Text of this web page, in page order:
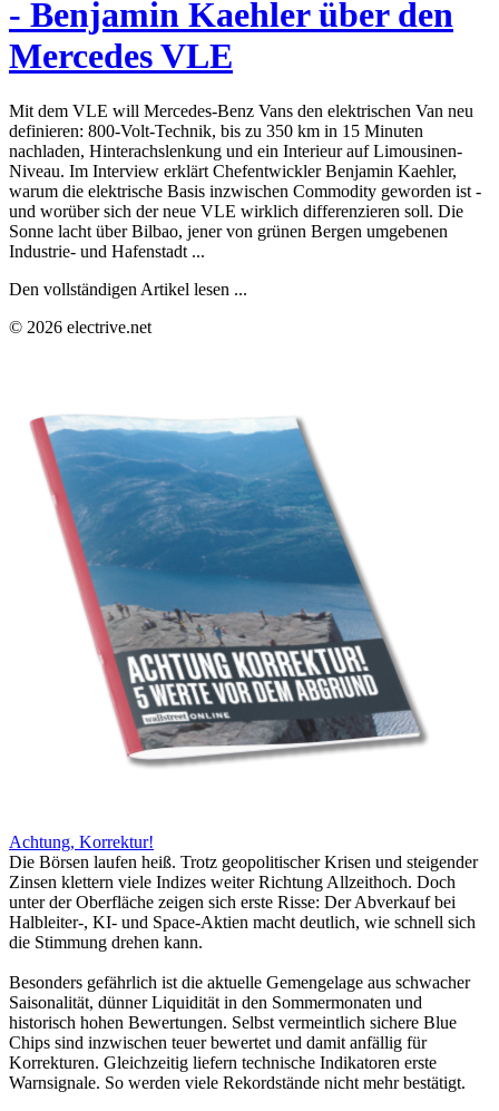
- Benjamin Kaehler über den
Mercedes VLE
Mit dem VLE will Mercedes-Benz Vans den elektrischen Van neu
definieren: 800-Volt-Technik, bis zu 350 km in 15 Minuten
nachladen, Hinterachslenkung und ein Interieur auf Limousinen-
Niveau. Im Interview erklärt Chefentwickler Benjamin Kaehler,
warum die elektrische Basis inzwischen Commodity geworden ist -
und worüber sich der neue VLE wirklich differenzieren soll. Die
Sonne lacht über Bilbao, jener von grünen Bergen umgebenen
Industrie- und Hafenstadt ...
Den vollständigen Artikel lesen ...
© 2026 electrive.net
Achtung, Korrektur!
Die Börsen laufen heiß. Trotz geopolitischer Krisen und steigender
Zinsen klettern viele Indizes weiter Richtung Allzeithoch. Doch
unter der Oberfläche zeigen sich erste Risse: Der Abverkauf bei
Halbleiter-, KI- und Space-Aktien macht deutlich, wie schnell sich
die Stimmung drehen kann.
Besonders gefährlich ist die aktuelle Gemengelage aus schwacher
Saisonalität, dünner Liquidität in den Sommermonaten und
historisch hohen Bewertungen. Selbst vermeintlich sichere Blue
Chips sind inzwischen teuer bewertet und damit anfällig für
Korrekturen. Gleichzeitig liefern technische Indikatoren erste
Warnsignale. So werden viele Rekordstände nicht mehr bestätigt.